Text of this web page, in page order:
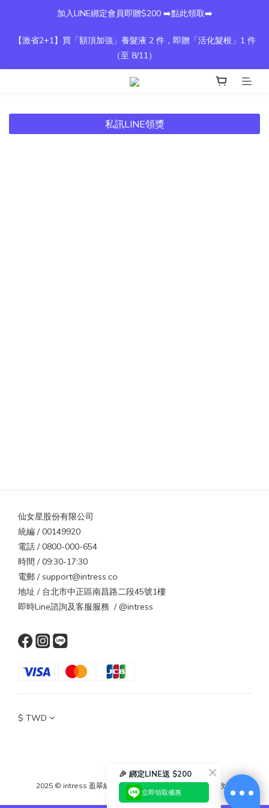
加入LINE綁定會員即贈$200 ➡️點此領取➡️
【激省2+1】買「額頂加強」養髮液 2 件，即贈「活化髮根」1 件
（至 8/11）
私訊LINE領獎
仙女星股份有限公司
統編 / 00149920
電話 / 0800-000-654
時間 / 09:30-17:30
電郵 / support@intress.co
地址 / 台北市中正區南昌路二段45號1樓
即時Line諮詢及客服服務 / @intress
$ TWD
2025 © intress 盈翠絲 條款與細則 退換貨政策
🎉 綁定LINE送 $200
立即領取優惠